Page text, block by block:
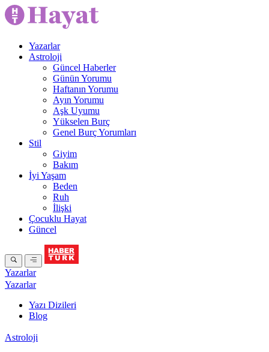
Yazarlar
Astroloji
Güncel Haberler
Günün Yorumu
Haftanın Yorumu
Ayın Yorumu
Aşk Uyumu
Yükselen Burç
Genel Burç Yorumları
Stil
Giyim
Bakım
İyi Yaşam
Beden
Ruh
İlişki
Çocuklu Hayat
Güncel
Yazarlar
Yazarlar
Yazı Dizileri
Blog
Astroloji